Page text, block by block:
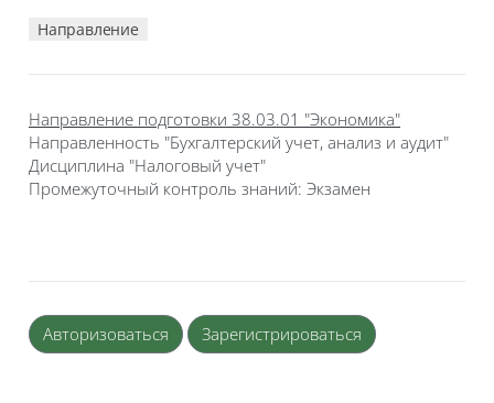
Направление
Направление подготовки 38.03.01 "Экономика"
Направленность "Бухгалтерский учет, анализ и аудит"
Дисциплина "Налоговый учет"
Промежуточный контроль знаний: Экзамен
Авторизоваться Зарегистрироваться